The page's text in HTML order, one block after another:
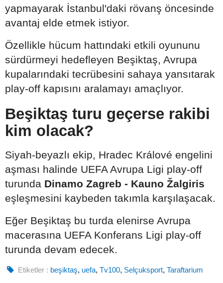
yapmayarak İstanbul'daki rövanş öncesinde
avantaj elde etmek istiyor.
Özellikle hücum hattındaki etkili oyununu
sürdürmeyi hedefleyen Beşiktaş, Avrupa
kupalarındaki tecrübesini sahaya yansıtarak
play-off kapısını aralamayı amaçlıyor.
Beşiktaş turu geçerse rakibi
kim olacak?
Siyah-beyazlı ekip, Hradec Králové engelini
aşması halinde UEFA Avrupa Ligi play-off
turunda Dinamo Zagreb - Kauno Žalgiris
eşleşmesini kaybeden takımla karşılaşacak.
Eğer Beşiktaş bu turda elenirse Avrupa
macerasına UEFA Konferans Ligi play-off
turunda devam edecek.
Etiketler : beşiktaş, uefa,Tv100, Selçuksport,Taraftarium